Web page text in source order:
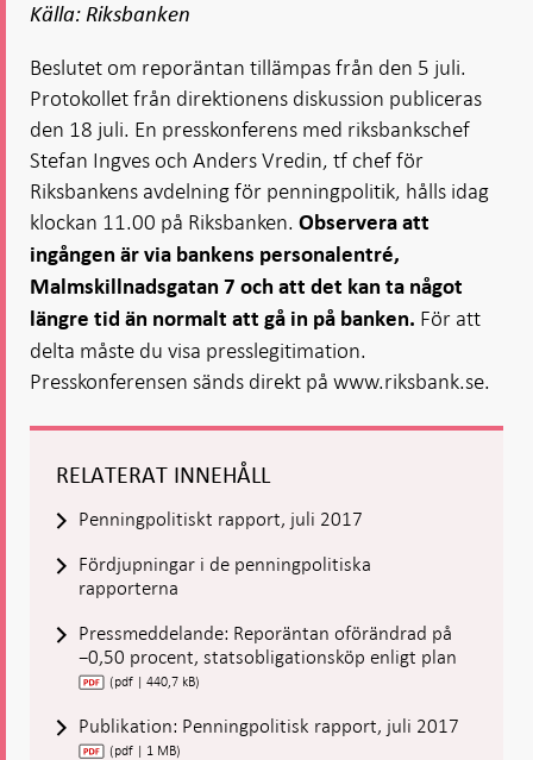
Källa: Riksbanken
Beslutet om reporäntan tillämpas från den 5 juli.
Protokollet från direktionens diskussion publiceras
den 18 juli. En presskonferens med riksbankschef
Stefan Ingves och Anders Vredin, tf chef för
Riksbankens avdelning för penningpolitik, hålls idag
klockan 11.00 på Riksbanken. Observera att
ingången är via bankens personalentré,
Malmskillnadsgatan 7 och att det kan ta något
längre tid än normalt att gå in på banken. För att
delta måste du visa presslegitimation.
Presskonferensen sänds direkt på www.riksbank.se.
RELATERAT INNEHÅLL
Penningpolitiskt rapport, juli 2017
Fördjupningar i de penningpolitiska
rapporterna
Pressmeddelande: Reporäntan oförändrad på
−0,50 procent, statsobligationsköp enligt plan
(pdf | 440,7 kB)
Publikation: Penningpolitisk rapport, juli 2017
(pdf | 1 MB)